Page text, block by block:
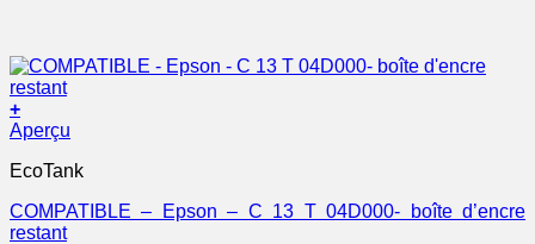
+
Aperçu
EcoTank
COMPATIBLE – Epson – C 13 T 04D000- boîte d’encre
restant